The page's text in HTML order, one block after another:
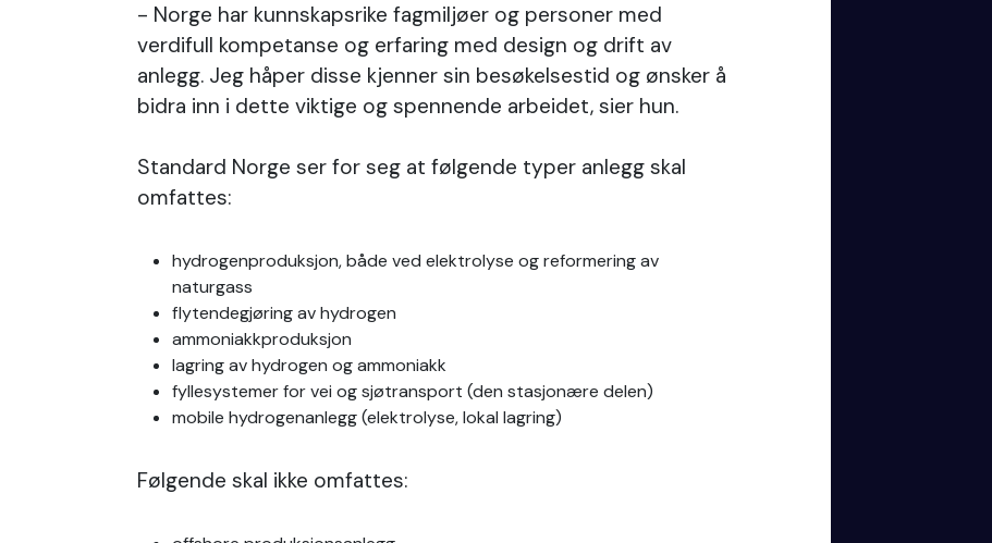
- Norge har kunnskapsrike fagmiljøer og personer med
verdifull kompetanse og erfaring med design og drift av
anlegg. Jeg håper disse kjenner sin besøkelsestid og ønsker å
bidra inn i dette viktige og spennende arbeidet, sier hun.
Standard Norge ser for seg at følgende typer anlegg skal
omfattes:
hydrogenproduksjon, både ved elektrolyse og reformering av
naturgass
flytendegjøring av hydrogen
ammoniakkproduksjon
lagring av hydrogen og ammoniakk
fyllesystemer for vei og sjøtransport (den stasjonære delen)
mobile hydrogenanlegg (elektrolyse, lokal lagring)
Følgende skal ikke omfattes: